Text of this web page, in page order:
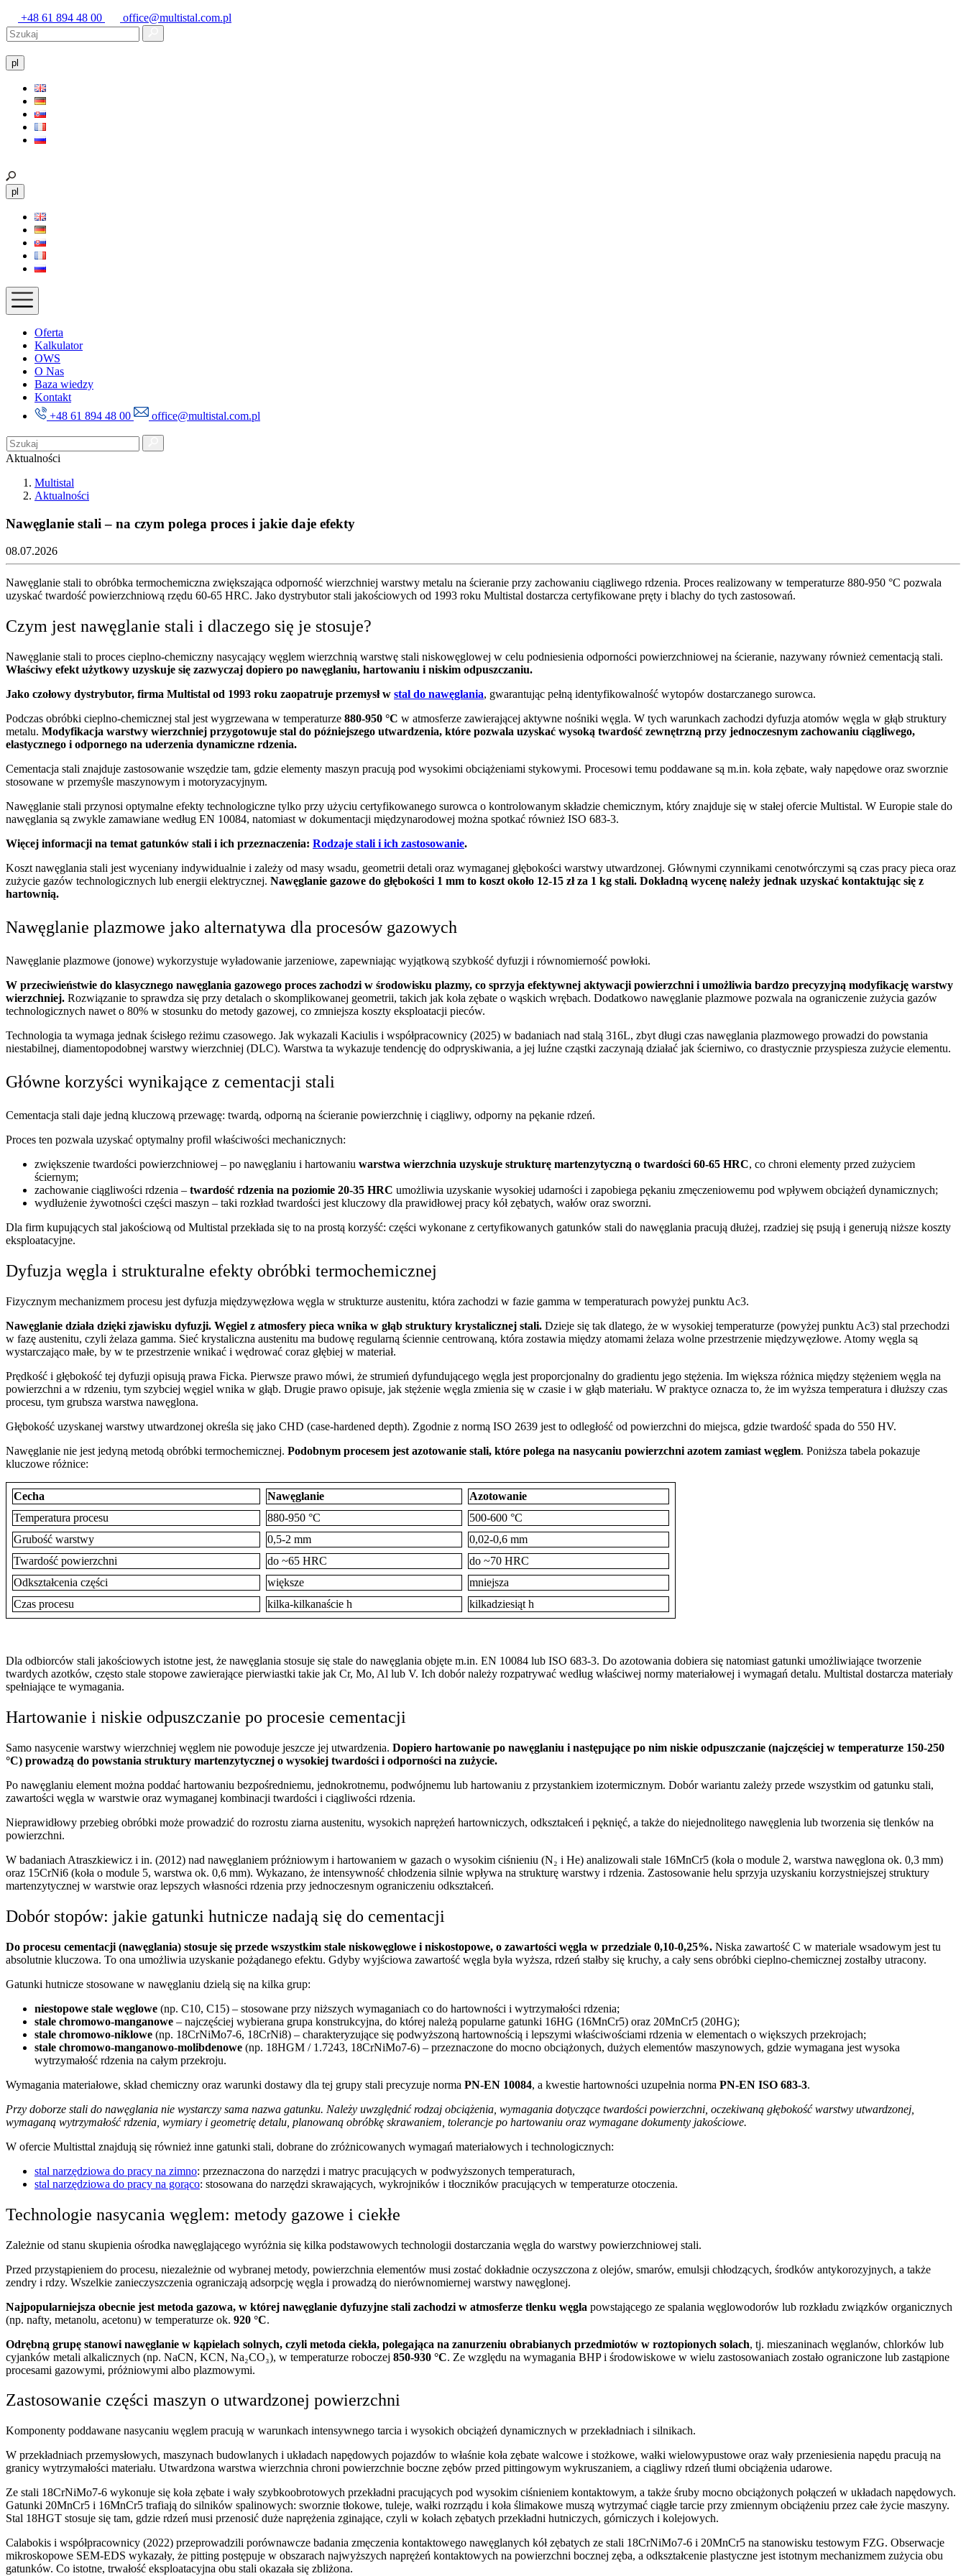
+48 61 894 48 00 office@multistal.com.pl
pl
pl
Oferta
Kalkulator
OWS
O Nas
Baza wiedzy
Kontakt
+48 61 894 48 00
office@multistal.com.pl
Aktualności
Multistal
Aktualności
Nawęglanie stali – na czym polega proces i jakie daje efekty
08.07.2026
Nawęglanie stali to obróbka termochemiczna zwiększająca odporność wierzchniej warstwy metalu na ścieranie przy zachowaniu ciągliwego rdzenia. Proces realizowany w temperaturze 880-950 °C pozwala
uzyskać twardość powierzchniową rzędu 60-65 HRC. Jako dystrybutor stali jakościowych od 1993 roku Multistal dostarcza certyfikowane pręty i blachy do tych zastosowań.
Czym jest nawęglanie stali i dlaczego się je stosuje?
Nawęglanie stali to proces cieplno-chemiczny nasycający węglem wierzchnią warstwę stali niskowęglowej w celu podniesienia odporności powierzchniowej na ścieranie, nazywany również cementacją stali.
Właściwy efekt użytkowy uzyskuje się zazwyczaj dopiero po nawęglaniu, hartowaniu i niskim odpuszczaniu.
Jako czołowy dystrybutor, firma Multistal od 1993 roku zaopatruje przemysł w stal do nawęglania, gwarantując pełną identyfikowalność wytopów dostarczanego surowca.
Podczas obróbki cieplno-chemicznej stal jest wygrzewana w temperaturze 880-950 °C w atmosferze zawierającej aktywne nośniki węgla. W tych warunkach zachodzi dyfuzja atomów węgla w głąb struktury
metalu. Modyfikacja warstwy wierzchniej przygotowuje stal do późniejszego utwardzenia, które pozwala uzyskać wysoką twardość zewnętrzną przy jednoczesnym zachowaniu ciągliwego,
elastycznego i odpornego na uderzenia dynamiczne rdzenia.
Cementacja stali znajduje zastosowanie wszędzie tam, gdzie elementy maszyn pracują pod wysokimi obciążeniami stykowymi. Procesowi temu poddawane są m.in. koła zębate, wały napędowe oraz sworznie
stosowane w przemyśle maszynowym i motoryzacyjnym.
Nawęglanie stali przynosi optymalne efekty technologiczne tylko przy użyciu certyfikowanego surowca o kontrolowanym składzie chemicznym, który znajduje się w stałej ofercie Multistal. W Europie stale do
nawęglania są zwykle zamawiane według EN 10084, natomiast w dokumentacji międzynarodowej można spotkać również ISO 683-3.
Więcej informacji na temat gatunków stali i ich przeznaczenia: Rodzaje stali i ich zastosowanie.
Koszt nawęglania stali jest wyceniany indywidualnie i zależy od masy wsadu, geometrii detali oraz wymaganej głębokości warstwy utwardzonej. Głównymi czynnikami cenotwórczymi są czas pracy pieca oraz
zużycie gazów technologicznych lub energii elektrycznej. Nawęglanie gazowe do głębokości 1 mm to koszt około 12-15 zł za 1 kg stali. Dokładną wycenę należy jednak uzyskać kontaktując się z
hartownią.
Nawęglanie plazmowe jako alternatywa dla procesów gazowych
Nawęglanie plazmowe (jonowe) wykorzystuje wyładowanie jarzeniowe, zapewniając wyjątkową szybkość dyfuzji i równomierność powłoki.
W przeciwieństwie do klasycznego nawęglania gazowego proces zachodzi w środowisku plazmy, co sprzyja efektywnej aktywacji powierzchni i umożliwia bardzo precyzyjną modyfikację warstwy
wierzchniej. Rozwiązanie to sprawdza się przy detalach o skomplikowanej geometrii, takich jak koła zębate o wąskich wrębach. Dodatkowo nawęglanie plazmowe pozwala na ograniczenie zużycia gazów
technologicznych nawet o 80% w stosunku do metody gazowej, co zmniejsza koszty eksploatacji pieców.
Technologia ta wymaga jednak ścisłego reżimu czasowego. Jak wykazali Kaciulis i współpracownicy (2025) w badaniach nad stalą 316L, zbyt długi czas nawęglania plazmowego prowadzi do powstania
niestabilnej, diamentopodobnej warstwy wierzchniej (DLC). Warstwa ta wykazuje tendencję do odpryskiwania, a jej luźne cząstki zaczynają działać jak ścierniwo, co drastycznie przyspiesza zużycie elementu.
Główne korzyści wynikające z cementacji stali
Cementacja stali daje jedną kluczową przewagę: twardą, odporną na ścieranie powierzchnię i ciągliwy, odporny na pękanie rdzeń.
Proces ten pozwala uzyskać optymalny profil właściwości mechanicznych:
zwiększenie twardości powierzchniowej – po nawęglaniu i hartowaniu warstwa wierzchnia uzyskuje strukturę martenzytyczną o twardości 60-65 HRC, co chroni elementy przed zużyciem
ściernym;
zachowanie ciągliwości rdzenia – twardość rdzenia na poziomie 20-35 HRC umożliwia uzyskanie wysokiej udarności i zapobiega pękaniu zmęczeniowemu pod wpływem obciążeń dynamicznych;
wydłużenie żywotności części maszyn – taki rozkład twardości jest kluczowy dla prawidłowej pracy kół zębatych, wałów oraz sworzni.
Dla firm kupujących stal jakościową od Multistal przekłada się to na prostą korzyść: części wykonane z certyfikowanych gatunków stali do nawęglania pracują dłużej, rzadziej się psują i generują niższe koszty
eksploatacyjne.
Dyfuzja węgla i strukturalne efekty obróbki termochemicznej
Fizycznym mechanizmem procesu jest dyfuzja międzywęzłowa węgla w strukturze austenitu, która zachodzi w fazie gamma w temperaturach powyżej punktu Ac3.
Nawęglanie działa dzięki zjawisku dyfuzji. Węgiel z atmosfery pieca wnika w głąb struktury krystalicznej stali. Dzieje się tak dlatego, że w wysokiej temperaturze (powyżej punktu Ac3) stal przechodzi
w fazę austenitu, czyli żelaza gamma. Sieć krystaliczna austenitu ma budowę regularną ściennie centrowaną, która zostawia między atomami żelaza wolne przestrzenie międzywęzłowe. Atomy węgla są
wystarczająco małe, by w te przestrzenie wnikać i wędrować coraz głębiej w materiał.
Prędkość i głębokość tej dyfuzji opisują prawa Ficka. Pierwsze prawo mówi, że strumień dyfundującego węgla jest proporcjonalny do gradientu jego stężenia. Im większa różnica między stężeniem węgla na
powierzchni a w rdzeniu, tym szybciej węgiel wnika w głąb. Drugie prawo opisuje, jak stężenie węgla zmienia się w czasie i w głąb materiału. W praktyce oznacza to, że im wyższa temperatura i dłuższy czas
procesu, tym grubsza warstwa nawęglona.
Głębokość uzyskanej warstwy utwardzonej określa się jako CHD (case-hardened depth). Zgodnie z normą ISO 2639 jest to odległość od powierzchni do miejsca, gdzie twardość spada do 550 HV.
Nawęglanie nie jest jedyną metodą obróbki termochemicznej. Podobnym procesem jest azotowanie stali, które polega na nasycaniu powierzchni azotem zamiast węglem. Poniższa tabela pokazuje
kluczowe różnice:
Cecha Nawęglanie
Azotowanie
Temperatura procesu
880-950 °C
500-600 °C
Grubość warstwy
0,5-2 mm
0,02-0,6 mm
Twardość powierzchni
do ~65 HRC
do ~70 HRC
Odkształcenia części
większe
mniejsza
Czas procesu
kilka-kilkanaście h kilkadziesiąt h
Dla odbiorców stali jakościowych istotne jest, że nawęglania stosuje się stale do nawęglania objęte m.in. EN 10084 lub ISO 683-3. Do azotowania dobiera się natomiast gatunki umożliwiające tworzenie
twardych azotków, często stale stopowe zawierające pierwiastki takie jak Cr, Mo, Al lub V. Ich dobór należy rozpatrywać według właściwej normy materiałowej i wymagań detalu. Multistal dostarcza materiały
spełniające te wymagania.
Hartowanie i niskie odpuszczanie po procesie cementacji
Samo nasycenie warstwy wierzchniej węglem nie powoduje jeszcze jej utwardzenia. Dopiero hartowanie po nawęglaniu i następujące po nim niskie odpuszczanie (najczęściej w temperaturze 150-250
°C) prowadzą do powstania struktury martenzytycznej o wysokiej twardości i odporności na zużycie.
Po nawęglaniu element można poddać hartowaniu bezpośredniemu, jednokrotnemu, podwójnemu lub hartowaniu z przystankiem izotermicznym. Dobór wariantu zależy przede wszystkim od gatunku stali,
zawartości węgla w warstwie oraz wymaganej kombinacji twardości i ciągliwości rdzenia.
Nieprawidłowy przebieg obróbki może prowadzić do rozrostu ziarna austenitu, wysokich naprężeń hartowniczych, odkształceń i pęknięć, a także do niejednolitego nawęglenia lub tworzenia się tlenków na
powierzchni.
W badaniach Atraszkiewicz i in. (2012) nad nawęglaniem próżniowym i hartowaniem w gazach o wysokim ciśnieniu (N₂ i He) analizowali stale 16MnCr5 (koła o module 2, warstwa nawęglona ok. 0,3 mm)
oraz 15CrNi6 (koła o module 5, warstwa ok. 0,6 mm). Wykazano, że intensywność chłodzenia silnie wpływa na strukturę warstwy i rdzenia. Zastosowanie helu sprzyja uzyskaniu korzystniejszej struktury
martenzytycznej w warstwie oraz lepszych własności rdzenia przy jednoczesnym ograniczeniu odkształceń.
Dobór stopów: jakie gatunki hutnicze nadają się do cementacji
Do procesu cementacji (nawęglania) stosuje się przede wszystkim stale niskowęglowe i niskostopowe, o zawartości węgla w przedziale 0,10-0,25%. Niska zawartość C w materiale wsadowym jest tu
absolutnie kluczowa. To ona umożliwia uzyskanie pożądanego efektu. Gdyby wyjściowa zawartość węgla była wyższa, rdzeń stałby się kruchy, a cały sens obróbki cieplno-chemicznej zostałby utracony.
Gatunki hutnicze stosowane w nawęglaniu dzielą się na kilka grup:
niestopowe stale węglowe (np. C10, C15) – stosowane przy niższych wymaganiach co do hartowności i wytrzymałości rdzenia;
stale chromowo-manganowe – najczęściej wybierana grupa konstrukcyjna, do której należą popularne gatunki 16HG (16MnCr5) oraz 20MnCr5 (20HG);
stale chromowo-niklowe (np. 18CrNiMo7-6, 18CrNi8) – charakteryzujące się podwyższoną hartownością i lepszymi właściwościami rdzenia w elementach o większych przekrojach;
stale chromowo-manganowo-molibdenowe (np. 18HGM / 1.7243, 18CrNiMo7-6) – przeznaczone do mocno obciążonych, dużych elementów maszynowych, gdzie wymagana jest wysoka
wytrzymałość rdzenia na całym przekroju.
Wymagania materiałowe, skład chemiczny oraz warunki dostawy dla tej grupy stali precyzuje norma PN-EN 10084, a kwestie hartowności uzupełnia norma PN-EN ISO 683-3.
Przy doborze stali do nawęglania nie wystarczy sama nazwa gatunku. Należy uwzględnić rodzaj obciążenia, wymagania dotyczące twardości powierzchni, oczekiwaną głębokość warstwy utwardzonej,
wymaganą wytrzymałość rdzenia, wymiary i geometrię detalu, planowaną obróbkę skrawaniem, tolerancje po hartowaniu oraz wymagane dokumenty jakościowe.
W ofercie Multisttal znajdują się również inne gatunki stali, dobrane do zróżnicowanych wymagań materiałowych i technologicznych:
stal narzędziowa do pracy na zimno: przeznaczona do narzędzi i matryc pracujących w podwyższonych temperaturach,
stal narzędziowa do pracy na gorąco: stosowana do narzędzi skrawających, wykrojników i tłoczników pracujących w temperaturze otoczenia.
Technologie nasycania węglem: metody gazowe i ciekłe
Zależnie od stanu skupienia ośrodka nawęglającego wyróżnia się kilka podstawowych technologii dostarczania węgla do warstwy powierzchniowej stali.
Przed przystąpieniem do procesu, niezależnie od wybranej metody, powierzchnia elementów musi zostać dokładnie oczyszczona z olejów, smarów, emulsji chłodzących, środków antykorozyjnych, a także
zendry i rdzy. Wszelkie zanieczyszczenia ograniczają adsorpcję węgla i prowadzą do nierównomiernej warstwy nawęglonej.
Najpopularniejsza obecnie jest metoda gazowa, w której nawęglanie dyfuzyjne stali zachodzi w atmosferze tlenku węgla powstającego ze spalania węglowodorów lub rozkładu związków organicznych
(np. nafty, metanolu, acetonu) w temperaturze ok. 920 °C.
Odrębną grupę stanowi nawęglanie w kąpielach solnych, czyli metoda ciekła, polegająca na zanurzeniu obrabianych przedmiotów w roztopionych solach, tj. mieszaninach węglanów, chlorków lub
cyjanków metali alkalicznych (np. NaCN, KCN, Na₂CO₃), w temperaturze roboczej 850-930 °C. Ze względu na wymagania BHP i środowiskowe w wielu zastosowaniach zostało ograniczone lub zastąpione
procesami gazowymi, próżniowymi albo plazmowymi.
Zastosowanie części maszyn o utwardzonej powierzchni
Komponenty poddawane nasycaniu węglem pracują w warunkach intensywnego tarcia i wysokich obciążeń dynamicznych w przekładniach i silnikach.
W przekładniach przemysłowych, maszynach budowlanych i układach napędowych pojazdów to właśnie koła zębate walcowe i stożkowe, wałki wielowypustowe oraz wały przeniesienia napędu pracują na
granicy wytrzymałości materiału. Utwardzona warstwa wierzchnia chroni powierzchnie boczne zębów przed pittingowym wykruszaniem, a ciągliwy rdzeń tłumi obciążenia udarowe.
Ze stali 18CrNiMo7-6 wykonuje się koła zębate i wały szybkoobrotowych przekładni pracujących pod wysokim ciśnieniem kontaktowym, a także śruby mocno obciążonych połączeń w układach napędowych.
Gatunki 20MnCr5 i 16MnCr5 trafiają do silników spalinowych: sworznie tłokowe, tuleje, wałki rozrządu i koła ślimakowe muszą wytrzymać ciągłe tarcie przy zmiennym obciążeniu przez całe życie maszyny.
Stal 18HGT stosuje się tam, gdzie rdzeń musi przenosić duże naprężenia zginające, czyli w kołach zębatych przekładni hutniczych, górniczych i kolejowych.
Calabokis i współpracownicy (2022) przeprowadzili porównawcze badania zmęczenia kontaktowego nawęglanych kół zębatych ze stali 18CrNiMo7-6 i 20MnCr5 na stanowisku testowym FZG. Obserwacje
mikroskopowe SEM-EDS wykazały, że pitting postępuje w obszarach najwyższych naprężeń kontaktowych na powierzchni bocznej zęba, a odkształcenie plastyczne jest istotnym mechanizmem zużycia obu
gatunków. Co istotne, trwałość eksploatacyjna obu stali okazała się zbliżona.